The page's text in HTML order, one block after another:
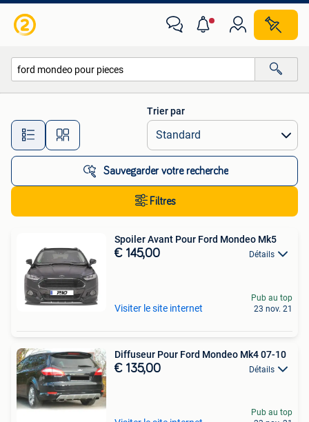
Toutes les distances…
Trier par
Sauvegarder votre recherche
Filtres
Spoiler Avant Pour Ford Mondeo Mk5
€ 145,00 Détails
Visiter le site internet
Pub au top
23 nov. 21
Diffuseur Pour Ford Mondeo Mk4 07-10
€ 135,00 Détails
Pub au top